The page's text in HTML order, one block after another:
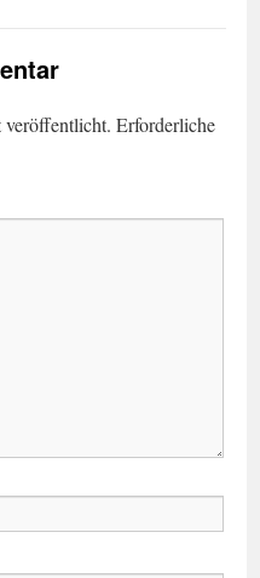
Erforderliche